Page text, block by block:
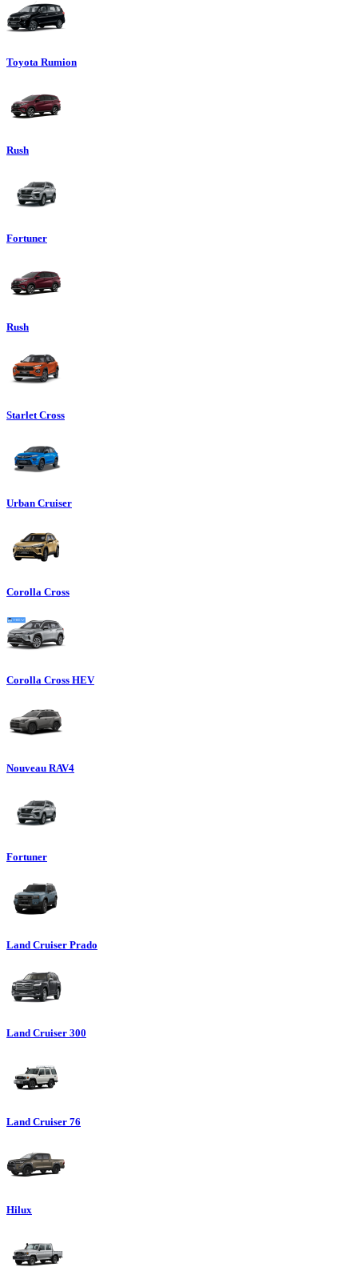
Toyota Rumion
Rush
Fortuner
Rush
Starlet Cross
Urban Cruiser
Corolla Cross
Corolla Cross HEV
Nouveau RAV4
Fortuner
Land Cruiser Prado
Land Cruiser 300
Land Cruiser 76
Hilux